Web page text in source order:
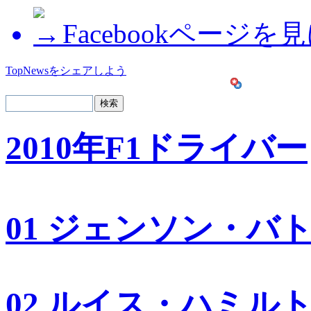
Facebookページを
TopNewsをシェアしよう
2010年F1ドライバー
01 ジェンソン・バ
02 ルイス・ハミル